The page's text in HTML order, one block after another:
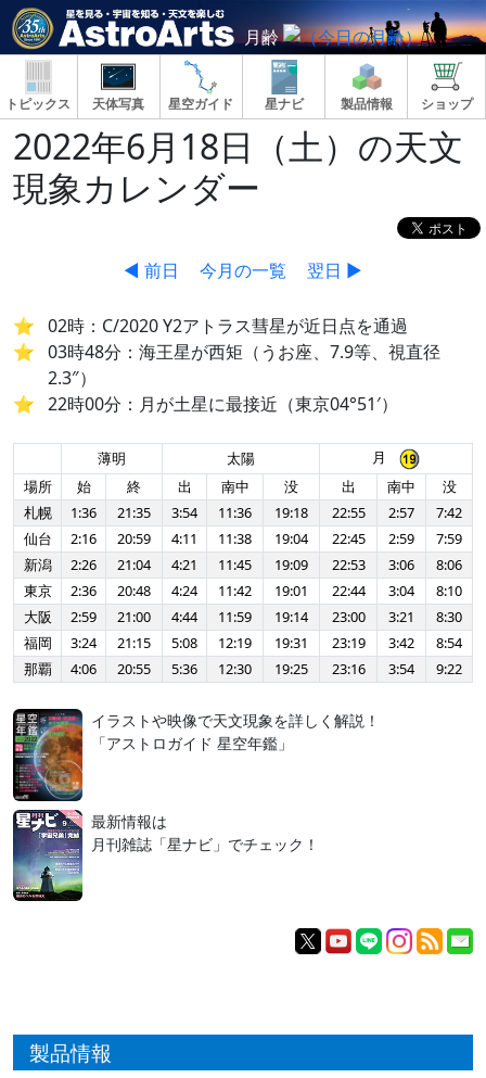
月齢
トピックス 天体写真 星空ガイド 星ナビ 製品情報 ショップ
2022年6月18日（土）の天文
現象カレンダー
◀ 前日 今月の一覧 翌日 ▶
02時：C/2020 Y2アトラス彗星が近日点を通過
03時48分：海王星が西矩（うお座、7.9等、視直径
2.3″）
22時00分：月が土星に最接近（東京04°51′）
薄明 太陽
月
場所
始 終 出 南中 没 出 南中
没
札幌
1:36 21:35 3:54 11:36 19:18 22:55 2:57
7:42
仙台
2:16 20:59 4:11 11:38 19:04 22:45 2:59
7:59
新潟
2:26 21:04 4:21 11:45 19:09 22:53 3:06
8:06
東京
2:36 20:48 4:24 11:42 19:01 22:44 3:04
8:10
大阪
2:59 21:00 4:44 11:59 19:14 23:00 3:21
8:30
福岡
3:24 21:15 5:08 12:19 19:31 23:19 3:42
8:54
那覇
4:06 20:55 5:36 12:30 19:25 23:16 3:54 9:22
イラストや映像で天文現象を詳しく解説！
「アストロガイド 星空年鑑」
最新情報は
月刊雑誌「星ナビ」でチェック！
製品情報